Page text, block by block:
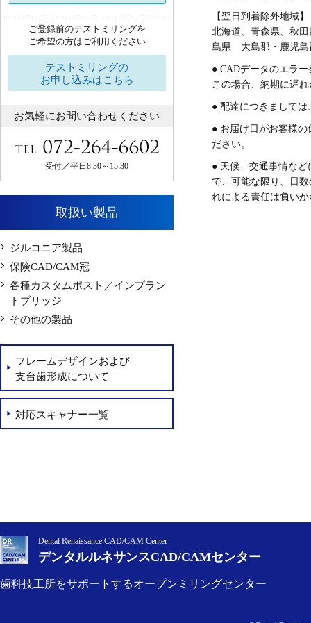
【翌日到着除外地域】
北海道、青森県、秋
島県 大島郡・鹿児島
● CADデータのエラ
この場合、納期に遅
● 配達につきまして
● お届け日がお客様
ださい。
● 天候、交通事情な
で、可能な限り、日
れによる責任は負い
ご登録前のテストミリングを
ご希望の方はご利用ください
テストミリングの
お申し込みはこちら
お気軽にお問い合わせください
受付／平日8:30～15:30
取扱い製品
ジルコニア製品
保険CAD/CAM冠
各種カスタムポスト／インプラン
トブリッジ
その他の製品
フレームデザインおよび
支台歯形成について
対応スキャナー一覧
Dental Renaissance CAD/CAM Center
デンタルルネサンスCAD/CAMセンター
歯科技工所をサポートするオープンミリングセンター